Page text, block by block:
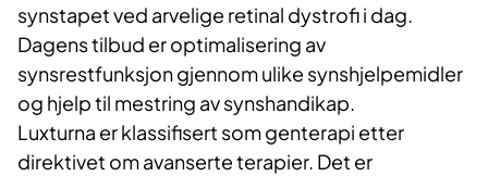
synstapet ved arvelige retinal dystrofi i dag.
Dagens tilbud er optimalisering av
synsrestfunksjon gjennom ulike synshjelpemidler
og hjelp til mestring av synshandikap.
Luxturna er klassifisert som genterapi etter
direktivet om avanserte terapier. Det er